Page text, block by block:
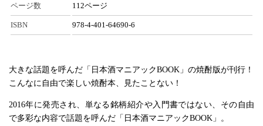
ページ数 112ページ
ISBN 978-4-401-64690-6
大きな話題を呼んだ「日本酒マニアックBOOK」の焼酎版が刊行！
こんなに自由で楽しい焼酎本、見たことない！
2016年に発売され、単なる銘柄紹介や入門書ではない、その自由
で多彩な内容で話題を呼んだ「日本酒マニアックBOOK」。